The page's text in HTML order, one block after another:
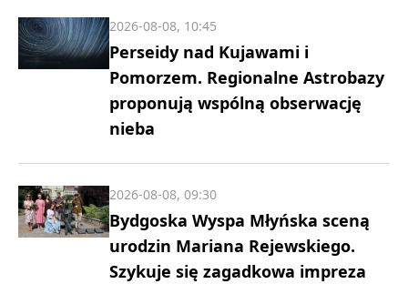
Perseidy nad Kujawami i
Pomorzem. Regionalne Astrobazy
proponują wspólną obserwację
nieba
2026-08-08, 10:45
Bydgoska Wyspa Młyńska sceną
urodzin Mariana Rejewskiego.
Szykuje się zagadkowa impreza
2026-08-08, 09:30